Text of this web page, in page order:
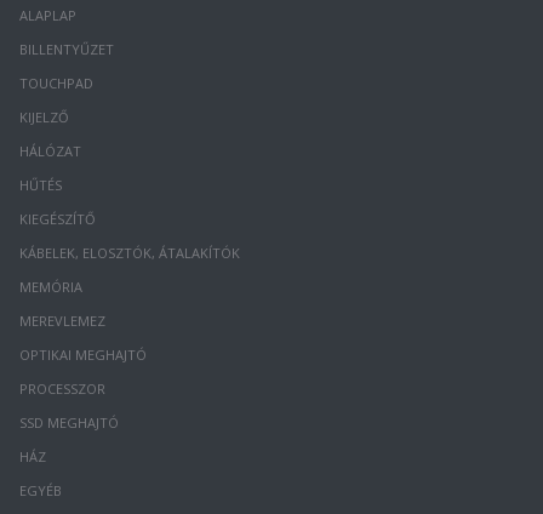
ALAPLAP
BILLENTYŰZET
TOUCHPAD
KIJELZŐ
HÁLÓZAT
HŰTÉS
KIEGÉSZÍTŐ
KÁBELEK, ELOSZTÓK, ÁTALAKÍTÓK
MEMÓRIA
MEREVLEMEZ
OPTIKAI MEGHAJTÓ
PROCESSZOR
SSD MEGHAJTÓ
HÁZ
EGYÉB